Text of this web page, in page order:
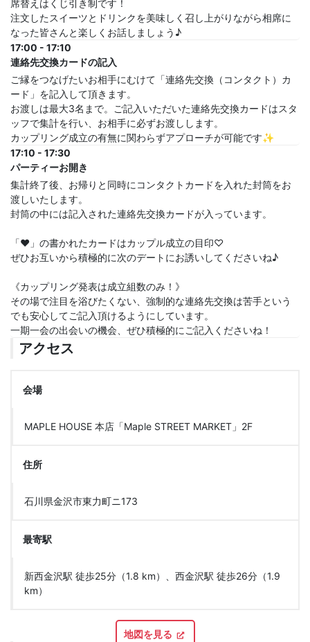
席替えはくじ引き制です！
注文したスイーツとドリンクを美味しく召し上がりながら相席に
なった皆さんと楽しくお話しましょう♪
17:00 - 17:10
連絡先交換カードの記入
ご縁をつなげたいお相手にむけて「連絡先交換（コンタクト）カ
ード」を記入して頂きます。
お渡しは最大3名まで。ご記入いただいた連絡先交換カードはスタ
ッフで集計を行い、お相手に必ずお渡しします。
カップリング成立の有無に関わらずアプローチが可能です✨
17:10 - 17:30
パーティーお開き
集計終了後、お帰りと同時にコンタクトカードを入れた封筒をお
渡しいたします。
封筒の中には記入された連絡先交換カードが入っています。
「♥」の書かれたカードはカップル成立の目印♡
ぜひお互いから積極的に次のデートにお誘いしてくださいね♪
《カップリング発表は成立組数のみ！》
その場で注目を浴びたくない、強制的な連絡先交換は苦手という
でも安心してご記入頂けるようにしています。
一期一会の出会いの機会、ぜひ積極的にご記入くださいね！
アクセス
会場
MAPLE HOUSE 本店「Maple STREET MARKET」2F
住所
石川県金沢市東力町ニ173
最寄駅
新西金沢駅 徒歩25分（1.8 km）、西金沢駅 徒歩26分（1.9
km）
地図を見る